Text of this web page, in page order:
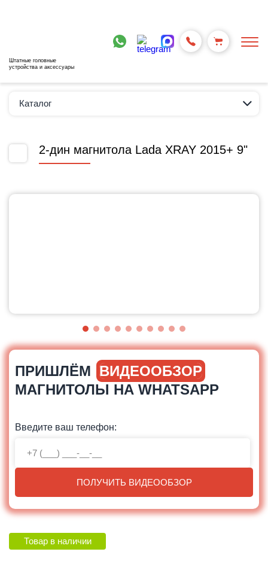
Штатные головные
устройства и аксессуары
Каталог
2-дин магнитола Lada XRAY 2015+ 9"
ПРИШЛЁМ ВИДЕООБЗОР
МАГНИТОЛЫ НА WHATSAPP
Введите ваш телефон:
ПОЛУЧИТЬ ВИДЕООБЗОР
Товар в наличии